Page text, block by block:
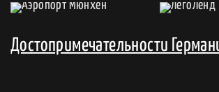
Достопримечательности